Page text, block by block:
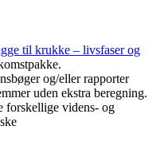
til krukke – livsfaser og
og/eller rapporter
uden ekstra beregning.
forskellige videns- og